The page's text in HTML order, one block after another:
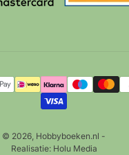
Betalingsmethoden
© 2026, Hobbyboeken.nl -
Realisatie: Holu Media